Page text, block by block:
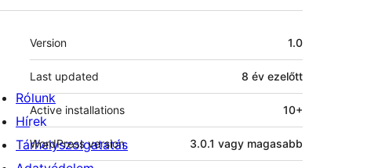
Meta
Version 1.0
Last updated 8 év ezelőtt
Active installations 10+
WordPress version 3.0.1 vagy magasabb
Rólunk
Hírek
Tárhelyszolgatatás